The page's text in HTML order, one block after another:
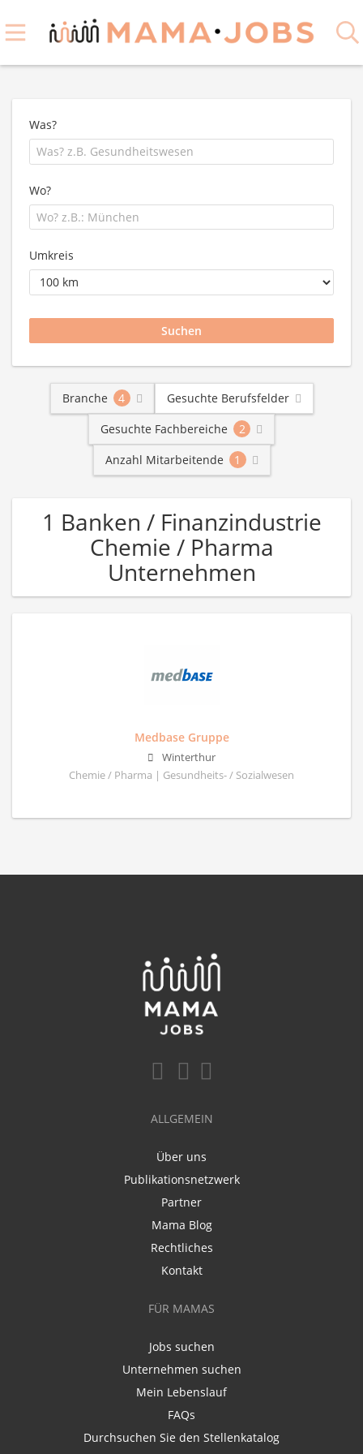
Was?
Wo?
Umkreis
Branche 4
Gesuchte Berufsfelder
Gesuchte Fachbereiche
2
Anzahl Mitarbeitende
1
1 Banken / Finanzindustrie
Chemie / Pharma
Unternehmen
Medbase Gruppe
Winterthur
Chemie / Pharma | Gesundheits- / Sozialwesen
ALLGEMEIN
Über uns
Publikationsnetzwerk
Partner
Mama Blog
Rechtliches
Kontakt
FÜR MAMAS
Jobs suchen
Unternehmen suchen
Mein Lebenslauf
FAQs
Durchsuchen Sie den Stellenkatalog